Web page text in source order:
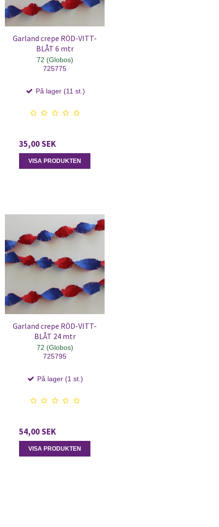
Garland crepe RÖD-VITT-
BLÅT 6 mtr
72 (Globos)
725775
På lager (11 st.)
35,00 SEK
VISA PRODUKTEN
Garland crepe RÖD-VITT-
BLÅT 24 mtr
72 (Globos)
725795
På lager (1 st.)
54,00 SEK
VISA PRODUKTEN